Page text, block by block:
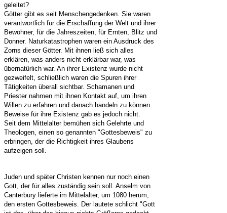
geleitet?
Götter gibt es seit Menschengedenken. Sie waren
verantwortlich für die Erschaffung der Welt und ihrer
Bewohner, für die Jahreszeiten, für Ernten, Blitz und
Donner. Naturkatastrophen waren ein Ausdruck des
Zorns dieser Götter. Mit ihnen ließ sich alles
erklären, was anders nicht erklärbar war, was
übernatürlich war. An ihrer Existenz wurde nicht
gezweifelt, schließlich waren die Spuren ihrer
Tätigkeiten überall sichtbar. Schamanen und
Priester nahmen mit ihnen Kontakt auf, um ihren
Willen zu erfahren und danach handeln zu können.
Beweise für ihre Existenz gab es jedoch nicht.
Seit dem Mittelalter bemühen sich Gelehrte und
Theologen, einen so genannten "Gottesbeweis" zu
erbringen, der die Richtigkeit ihres Glaubens
aufzeigen soll.
Juden und später Christen kennen nur noch einen
Gott, der für alles zuständig sein soll. Anselm von
Canterbury lieferte im Mittelalter, um 1080 herum,
den ersten Gottesbeweis. Der lautete schlicht "Gott